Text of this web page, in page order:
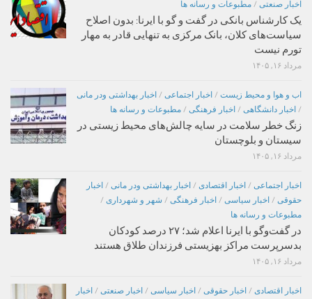
اخبار صنعتی / مطبوعات و رسانه ها
یک کارشناس بانکی در گفت و گو با ایرنا: بدون اصلاح
سیاست‌های کلان، بانک مرکزی به تنهایی قادر به مهار
تورم نیست
مرداد ۱۶, ۱۴۰۵
اب و هوا و محیط زیست / اخبار اجتماعی / اخبار بهداشتی ودر مانی
/ اخبار دانشگاهی / اخبار فرهنگی / مطبوعات و رسانه ها
زنگ خطر سلامت در سایه چالش‌های محیط زیستی در
سیستان و بلوچستان
مرداد ۱۶, ۱۴۰۵
اخبار اجتماعی / اخبار اقتصادی / اخبار بهداشتی ودر مانی / اخبار
حقوقی / اخبار سیاسی / اخبار فرهنگی / شهر و شهرداری /
مطبوعات و رسانه ها
در گفت‌وگو با ایرنا اعلام شد؛ ۲۷ درصد کودکان
بدسرپرست مراکز بهزیستی فرزندان طلاق هستند
مرداد ۱۶, ۱۴۰۵
اخبار اقتصادی / اخبار حقوقی / اخبار سیاسی / اخبار صنعتی / اخبار